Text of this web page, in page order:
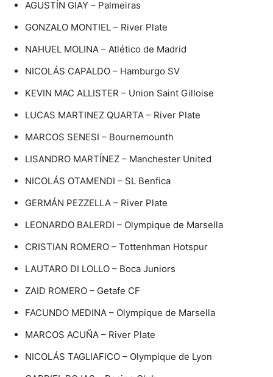
AGUSTÍN GIAY – Palmeiras
GONZALO MONTIEL – River Plate
NAHUEL MOLINA – Atlético de Madrid
NICOLÁS CAPALDO – Hamburgo SV
KEVIN MAC ALLISTER – Union Saint Gilloise
LUCAS MARTINEZ QUARTA – River Plate
MARCOS SENESI – Bournemounth
LISANDRO MARTÍNEZ – Manchester United
NICOLÁS OTAMENDI – SL Benfica
GERMÁN PEZZELLA – River Plate
LEONARDO BALERDI – Olympique de Marsella
CRISTIAN ROMERO – Tottenhman Hotspur
LAUTARO DI LOLLO – Boca Juniors
ZAID ROMERO – Getafe CF
FACUNDO MEDINA – Olympique de Marsella
MARCOS ACUÑA – River Plate
NICOLÁS TAGLIAFICO – Olympique de Lyon